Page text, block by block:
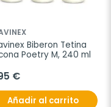
Biberon Tetina
Poetry M, 240 ml
€
Añadir al carrito